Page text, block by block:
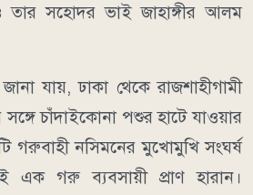
সহোদর ভাই জাহাঙ্গীর আলম
যায়, ঢাকা থেকে রাজশাহীগামী
সঙ্গে চাঁদাইকোনা পশুর হাটে যাওয়ার
গরুবাহী নসিমনের মুখোমুখি সংঘর্ষ
এক গরু ব্যবসায়ী প্রাণ হারান।